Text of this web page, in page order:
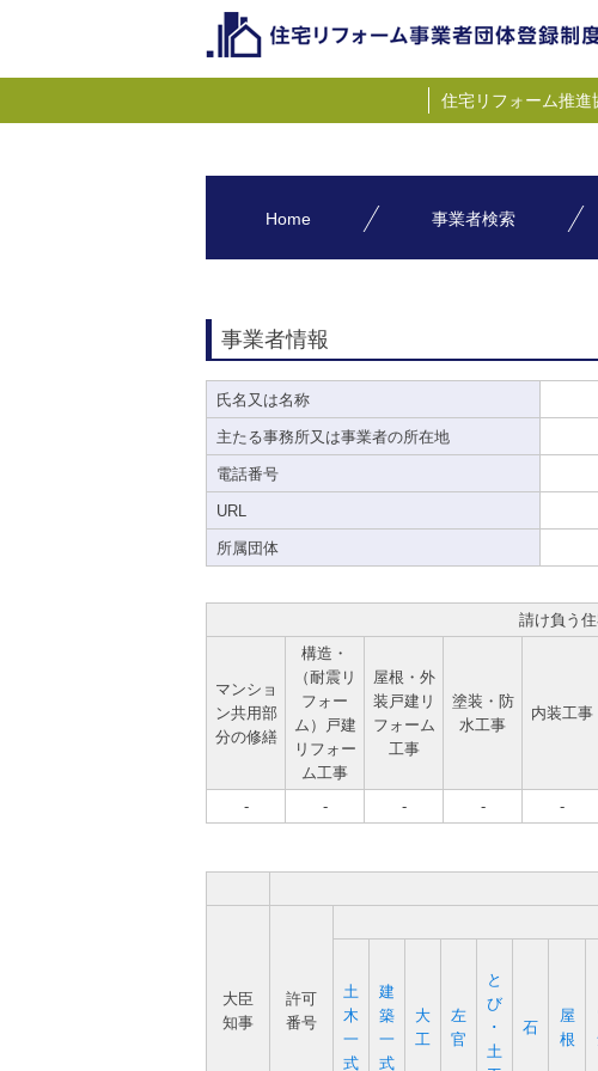
住宅リフォーム推進
Home 事業者検索
事業者情報
氏名又は名称
主たる事務所又は事業者の所在地
電話番号
URL
所属団体
請け負う
マンショ
ン共用部
分の修繕
構造・
（耐震リ
フォー
ム）戸建
リフォー
ム工事
屋根・外
装戸建リ
フォーム
工事
塗装・防
水工事
内装工事
- - - - -
大臣
知事
許可
番号
土
木
一
式
建
築
一
式
大
工
左
官
と
び
･
土
石
屋
根